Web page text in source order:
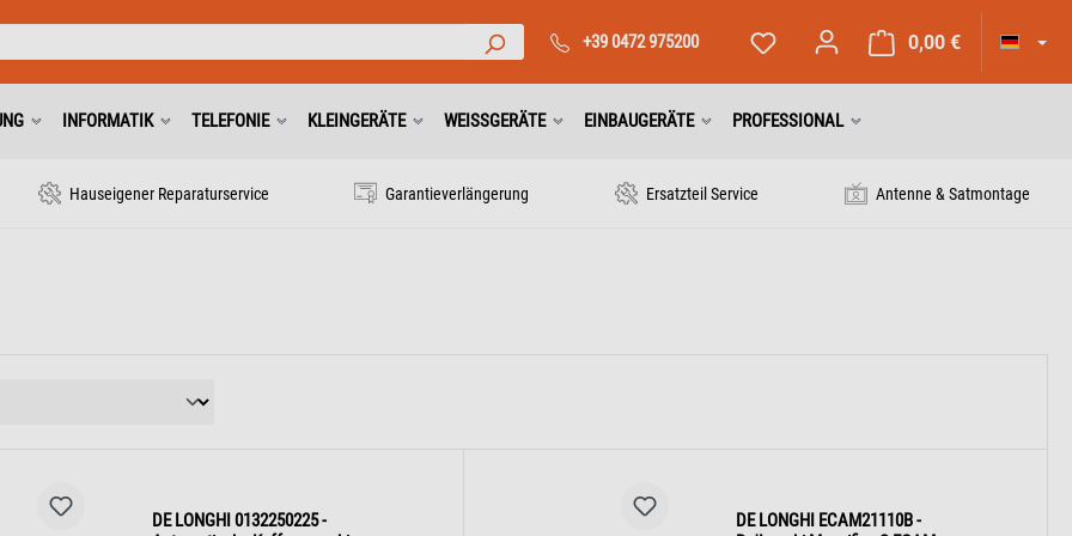
+39 0472 975200 0,00 €
INFORMATIK TELEFONIE KLEINGERÄTE WEISSGERÄTE EINBAUGERÄTE PROFESSIONAL
Hauseigener Reparaturservice Garantieverlängerung Ersatzteil Service Antenne & Satmontage
DE LONGHI 0132250225 -
DE LONGHI ECAM21110B -